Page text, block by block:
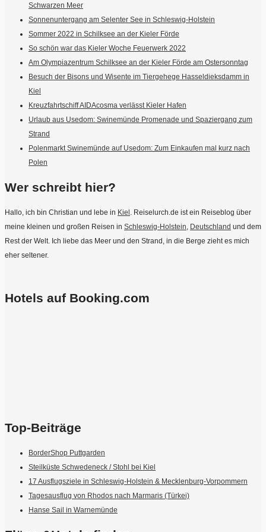
Schwarzen Meer
Sonnenuntergang am Selenter See in Schleswig-Holstein
Sommer 2022 in Schilksee an der Kieler Förde
So schön war das Kieler Woche Feuerwerk 2022
Am Olympiazentrum Schilksee an der Kieler Förde am Ostersonntag
Besuch der Bisons und Wisente im Tiergehege Hasseldieksdamm in
Kiel
Kreuzfahrtschiff AIDAcosma verlässt Kieler Hafen
Urlaub aus Usedom: Swinemünde Promenade und Spaziergang zum
Strand
Polenmarkt Swinemünde auf Usedom: Zum Einkaufen mal kurz nach
Polen
Wer schreibt hier?
Hallo, ich bin Christian und lebe in Kiel. Reiselurch.de ist ein Reiseblog über
meine kleinen und großen Reisen in Schleswig-Holstein, Deutschland und dem
Rest der Welt. Ich liebe das Meer und den Strand, in die Berge zieht es mich
eher seltener.
Hotels auf Booking.com
Top-Beiträge
BorderShop Puttgarden
Steilküste Schwedeneck / Stohl bei Kiel
17 Ausflugsziele in Schleswig-Holstein & Mecklenburg-Vorpommern
Tagesausflug von Rhodos nach Marmaris (Türkei)
Hanse Sail in Warnemünde